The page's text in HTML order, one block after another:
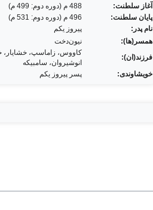
آغاز سلطنت:
488 م (دوره دوم: 499 م)
پایان سلطنت:
496 م (دوره دوم: 531 م)
نام پدر:
پیروز یکم
همسر(ها):
نیون‌دخت
فرزند(ان):
کاووس، زاماسپ،
انوشیروان، سامبیکه
خویشاوندی:
پسر پیروز یکم